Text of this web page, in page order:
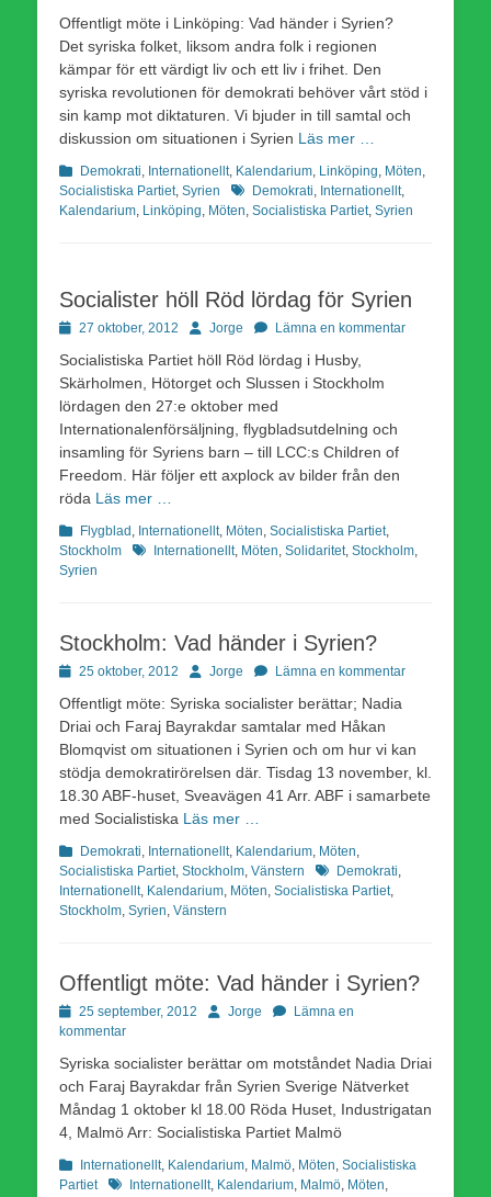
Offentligt möte i Linköping: Vad händer i Syrien?
Det syriska folket, liksom andra folk i regionen
kämpar för ett värdigt liv och ett liv i frihet. Den
syriska revolutionen för demokrati behöver vårt stöd i
sin kamp mot diktaturen. Vi bjuder in till samtal och
diskussion om situationen i Syrien Läs mer …
Kategorier
Demokrati Internationellt, Kalendarium Linköping Möten
Socialistiska Partiet, Syrien EtiketterDemokrati Internationellt,
Kalendarium Linköping Möten Socialistiska Partiet, Syrien
Socialister höll Röd lördag för Syrien
Publicerad
27 oktober, 2012 Författare
Jorge Lämna en kommentar
Socialistiska Partiet höll Röd lördag i Husby,
Skärholmen, Hötorget och Slussen i Stockholm
lördagen den 27:e oktober med
Internationalenförsäljning, flygbladsutdelning och
insamling för Syriens barn – till LCC:s Children of
Freedom. Här följer ett axplock av bilder från den
röda Läs mer …
Kategorier
Flygblad Internationellt, Möten Socialistiska Partiet,
Stockholm
EtiketterInternationellt, Möten Solidaritet, Stockholm
Syrien
Stockholm: Vad händer i Syrien?
Publicerad
25 oktober, 2012 Författare
Jorge Lämna en kommentar
Offentligt möte: Syriska socialister berättar; Nadia
Driai och Faraj Bayrakdar samtalar med Håkan
Blomqvist om situationen i Syrien och om hur vi kan
stödja demokratirörelsen där. Tisdag 13 november, kl.
18.30 ABF-huset, Sveavägen 41 Arr. ABF i samarbete
med Socialistiska Läs mer …
Kategorier
Demokrati Internationellt, Kalendarium Möten
Socialistiska Partiet, Stockholm Vänstern EtiketterDemokrati
Internationellt, Kalendarium Möten Socialistiska Partiet,
Stockholm Syrien Vänstern
Offentligt möte: Vad händer i Syrien?
Publicerad
den
25 september, 2012 Författare
Jorge
Lämna en
kommentar
Syriska socialister berättar om motståndet Nadia Driai
och Faraj Bayrakdar från Syrien Sverige Nätverket
Måndag 1 oktober kl 18.00 Röda Huset, Industrigatan
4, Malmö Arr: Socialistiska Partiet Malmö
Kategorier
Internationellt, Kalendarium Malmö Möten Socialistiska
Partiet
EtiketterInternationellt, Kalendarium Malmö Möten